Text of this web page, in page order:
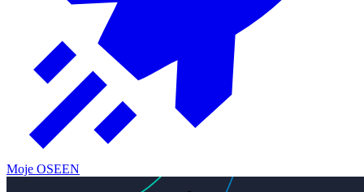
Moje OSEEN